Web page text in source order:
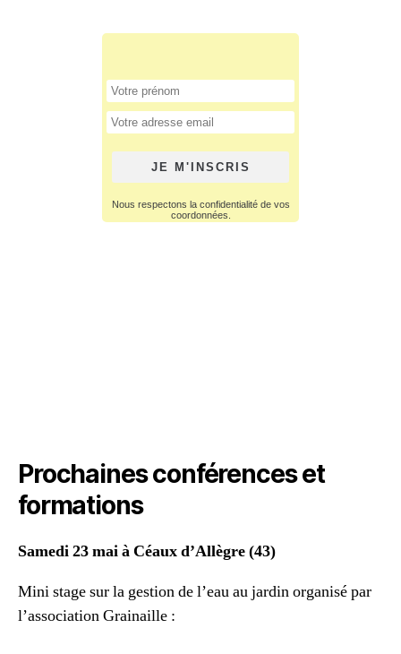
Prochaines conférences et
formations
Samedi 23 mai à Céaux d’Allègre (43)
Mini stage sur la gestion de l’eau au jardin organisé par
l’association Grainaille :